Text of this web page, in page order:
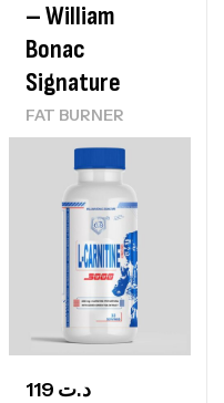
– William
Bonac
Signature
FAT BURNER
د.ت